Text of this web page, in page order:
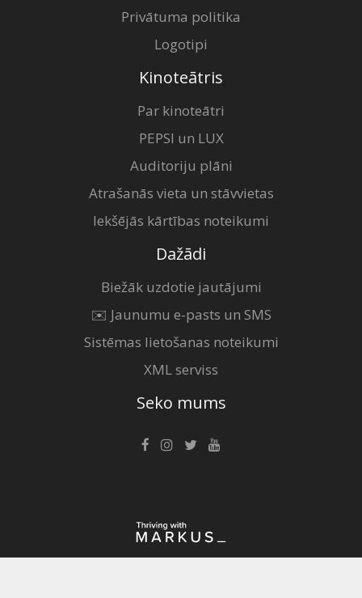
Privātuma politika
Logotipi
Kinoteātris
Par kinoteātri
PEPSI un LUX
Auditoriju plāni
Atrašanās vieta un stāvvietas
Iekšējās kārtības noteikumi
Dažādi
Biežāk uzdotie jautājumi
✉️ Jaunumu e-pasts un SMS
Sistēmas lietošanas noteikumi
XML serviss
Seko mums